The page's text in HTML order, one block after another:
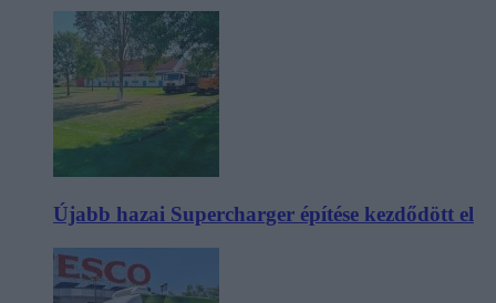
Újabb hazai Supercharger építése kezdődött el